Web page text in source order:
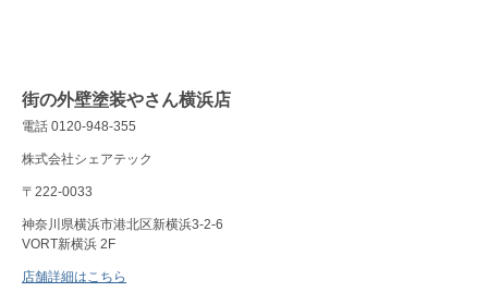
街の外壁塗装やさん横浜店
電話 0120-948-355
株式会社シェアテック
〒222-0033
神奈川県横浜市港北区新横浜3-2-6
VORT新横浜 2F
店舗詳細はこちら